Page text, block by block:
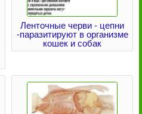
Ленточные черви - цепни
-паразитируют в организме
кошек и собак